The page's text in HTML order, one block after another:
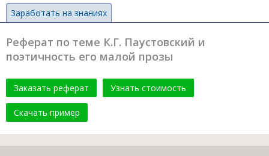
Заработать на знаниях
Реферат по теме К.Г. Паустовский и
поэтичность его малой прозы
Заказать реферат Узнать стоимость
Скачать пример